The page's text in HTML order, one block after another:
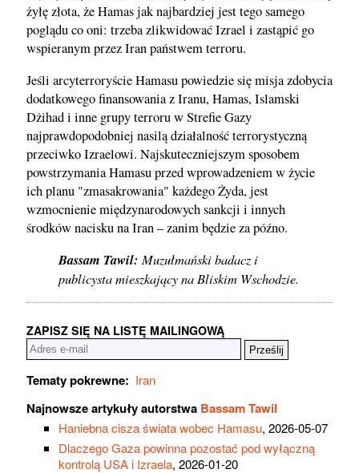
żyłę złota, że Hamas jak najbardziej jest tego samego
poglądu co oni: trzeba zlikwidować Izrael i zastąpić go
wspieranym przez Iran państwem terroru.
Jeśli arcyterroryście Hamasu powiedzie się misja zdobycia
dodatkowego finansowania z Iranu, Hamas, Islamski
Dżihad i inne grupy terroru w Strefie Gazy
najprawdopodobniej nasilą działalność terrorystyczną
przeciwko Izraelowi. Najskuteczniejszym sposobem
powstrzymania Hamasu przed wprowadzeniem w życie
ich planu "zmasakrowania" każdego Żyda, jest
wzmocnienie międzynarodowych sankcji i innych
środków nacisku na Iran – zanim będzie za późno.
Bassam Tawil: Muzułmański badacz i
publicysta mieszkający na Bliskim Wschodzie.
ZAPISZ SIĘ NA LISTĘ MAILINGOWĄ
Tematy pokrewne: Iran
Najnowsze artykuły autorstwa Bassam Tawil
Haniebna cisza świata wobec Hamasu, 2026-05-07
Dlaczego Gaza powinna pozostać pod wyłączną
kontrolą USA i Izraela, 2026-01-20